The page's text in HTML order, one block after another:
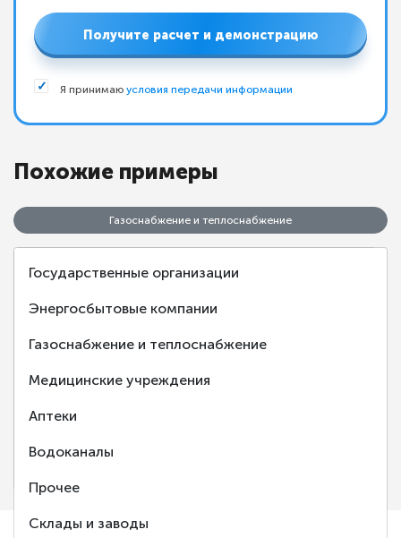
Получите расчет и демонстрацию
Я принимаю условия передачи информации
Похожие примеры
Газоснабжение и теплоснабжение
Государственные организации
Энергосбытовые компании
Газоснабжение и теплоснабжение
Медицинские учреждения
Аптеки
Водоканалы
Прочее
Склады и заводы
Нижегородэнергогазрасчет
‹